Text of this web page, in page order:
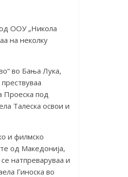
ООУ „Никола
на неколку
во Бања Лука,
Проеска под
Талеска освои и
и филмско
од Македонија,
натпреваруваа и
Гиноска во